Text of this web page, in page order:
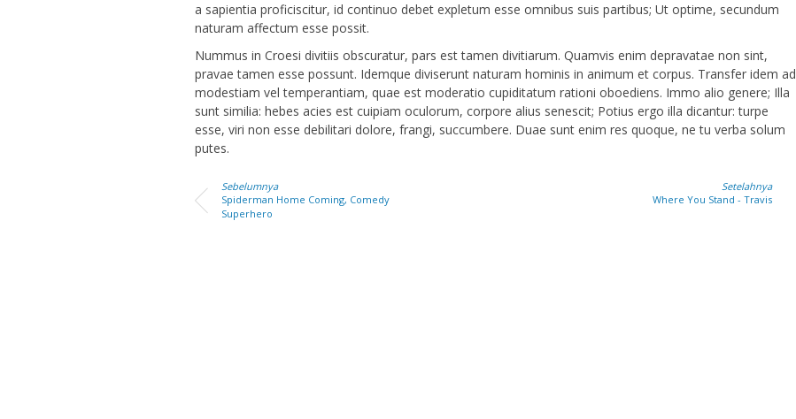
a sapientia proficiscitur, id continuo debet expletum esse omnibus suis partibus; Ut optime, secundum
naturam affectum esse possit.
Nummus in Croesi divitiis obscuratur, pars est tamen divitiarum. Quamvis enim depravatae non sint,
pravae tamen esse possunt. Idemque diviserunt naturam hominis in animum et corpus. Transfer idem ad
modestiam vel temperantiam, quae est moderatio cupiditatum rationi oboediens. Immo alio genere; Illa
sunt similia: hebes acies est cuipiam oculorum, corpore alius senescit; Potius ergo illa dicantur: turpe
esse, viri non esse debilitari dolore, frangi, succumbere. Duae sunt enim res quoque, ne tu verba solum
putes.
Sebelumnya
Spiderman Home Coming, Comedy
Superhero
Setelahnya
Where You Stand - Travis